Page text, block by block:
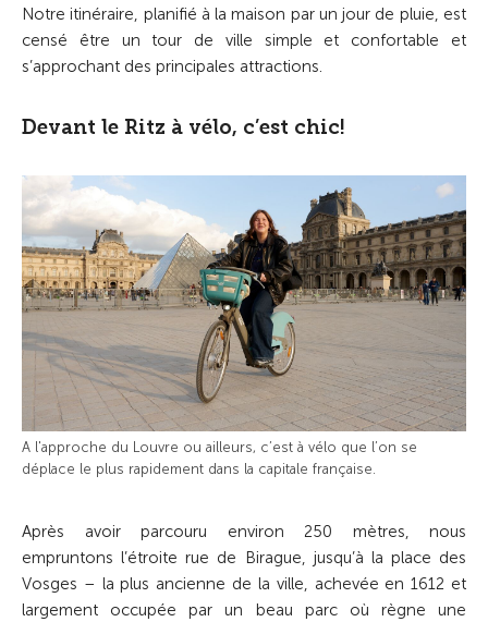
Notre itinéraire, planifié à la maison par un jour de pluie, est
censé être un tour de ville simple et confortable et
s’approchant des principales attractions.
Devant le Ritz à vélo, c’est chic!
A l'approche du Louvre ou ailleurs, c’est à vélo que l’on se
déplace le plus rapidement dans la capitale française.
Après avoir parcouru environ 250 mè­tres, nous
empruntons l’étroite rue de Birague, jusqu’à la place des
Vosges – la plus ancienne de la ville, achevée en 1612 et
largement occupée par un beau parc où règne une